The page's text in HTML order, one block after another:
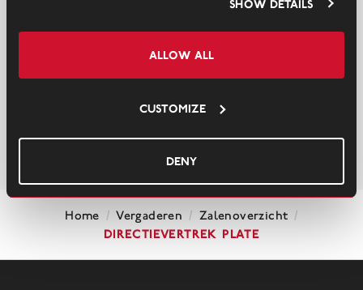
Show details
Allow all
Customize
Deny
Home / Vergaderen / Zalenoverzicht /
Directievertrek Plate